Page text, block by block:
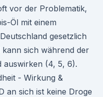
vor der Problematik,
Öl mit einem
gesetzlich
sich während der
auswirken (4, 5, 6).
- Wirkung &
an sich ist keine Droge